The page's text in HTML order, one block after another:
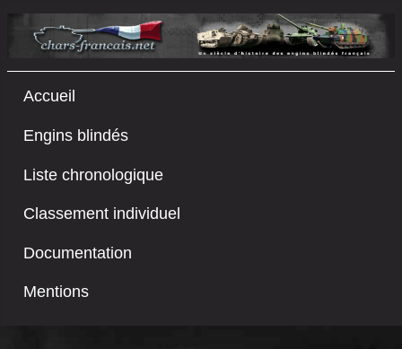
Accueil
Engins blindés
Liste chronologique
Classement individuel
Documentation
Mentions